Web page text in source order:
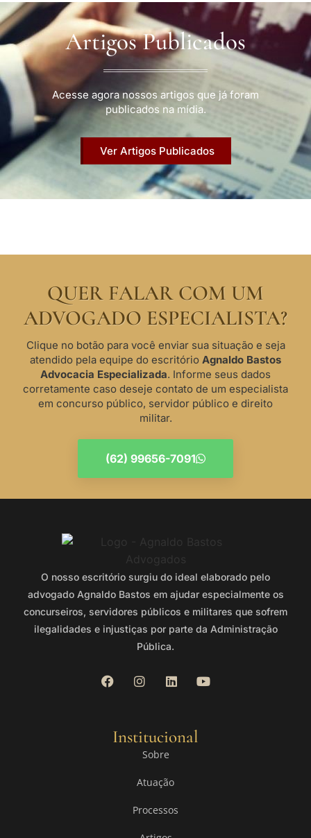
Artigos Publicados
Acesse agora nossos artigos que já foram
publicados na mídia.
Ver Artigos Publicados
QUER FALAR COM UM
ADVOGADO ESPECIALISTA?
Clique no botão para você enviar sua situação e seja
atendido pela equipe do escritório Agnaldo Bastos
Advocacia Especializada. Informe seus dados
corretamente caso deseje contato de um especialista
em concurso público, servidor público e direito
militar.
(62) 99656-7091
O nosso escritório surgiu do ideal elaborado pelo
advogado Agnaldo Bastos em ajudar especialmente os
concurseiros, servidores públicos e militares que sofrem
ilegalidades e injustiças por parte da Administração
Pública.
Institucional
Sobre
Atuação
Processos